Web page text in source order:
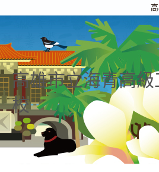
高雄市立海青高
校